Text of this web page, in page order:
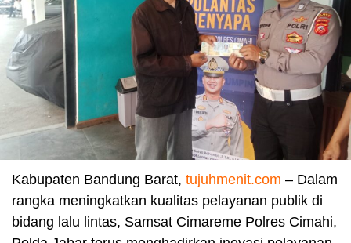
Kabupaten Bandung Barat, tujuhmenit.com – Dalam
rangka meningkatkan kualitas pelayanan publik di
bidang lalu lintas, Samsat Cimareme Polres Cimahi,